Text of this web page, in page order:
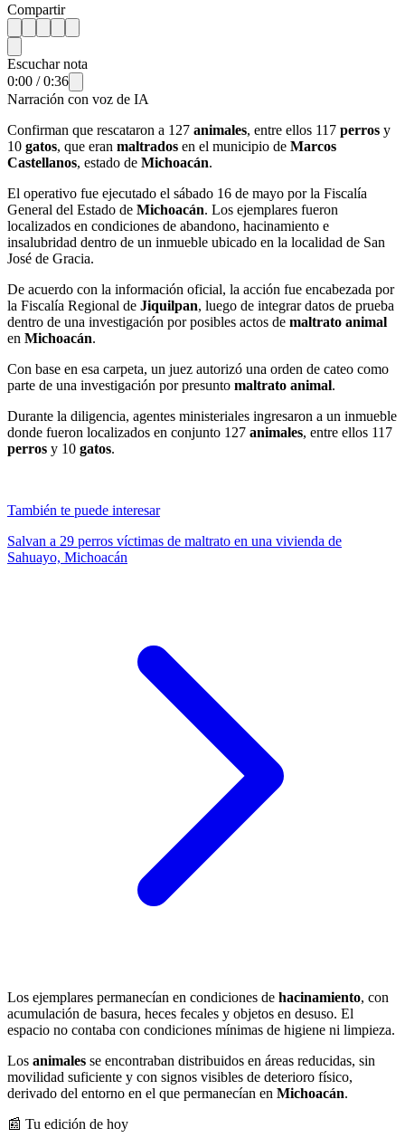
Compartir
Escuchar nota
0:00 /0:36
Narración con voz de IA
Confirman que rescataron a 127 animales, entre ellos 117 perros y
10 gatos, que eran maltrados en el municipio de Marcos
Castellanos, estado de Michoacán.
El operativo fue ejecutado el sábado 16 de mayo por la Fiscalía
General del Estado de Michoacán. Los ejemplares fueron
localizados en condiciones de abandono, hacinamiento e
insalubridad dentro de un inmueble ubicado en la localidad de San
José de Gracia.
De acuerdo con la información oficial, la acción fue encabezada por
la Fiscalía Regional de Jiquilpan, luego de integrar datos de prueba
dentro de una investigación por posibles actos de maltrato animal
en Michoacán.
Con base en esa carpeta, un juez autorizó una orden de cateo como
parte de una investigación por presunto maltrato animal.
Durante la diligencia, agentes ministeriales ingresaron a un inmueble
donde fueron localizados en conjunto 127 animales, entre ellos 117
perros y 10 gatos.
También te puede interesar
Salvan a 29 perros víctimas de maltrato en una vivienda de
Sahuayo, Michoacán
Los ejemplares permanecían en condiciones de hacinamiento, con
acumulación de basura, heces fecales y objetos en desuso. El
espacio no contaba con condiciones mínimas de higiene ni limpieza.
Los animales se encontraban distribuidos en áreas reducidas, sin
movilidad suficiente y con signos visibles de deterioro físico,
derivado del entorno en el que permanecían en Michoacán.
📰 Tu edición de hoy